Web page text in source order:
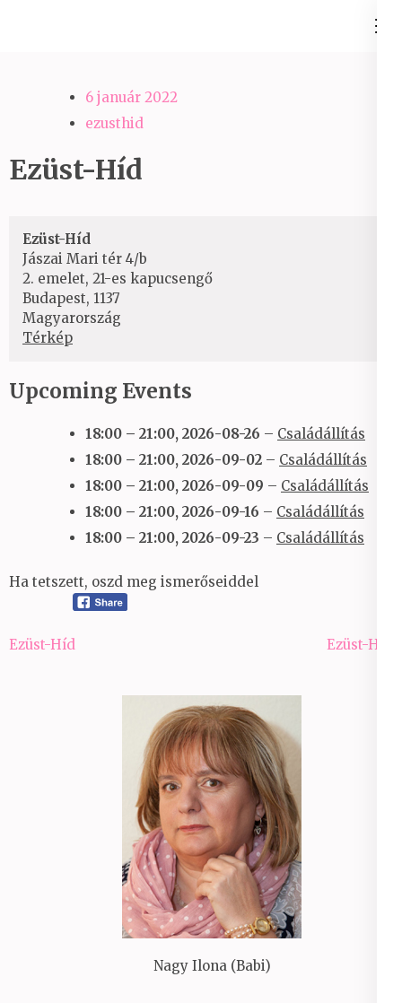
6 január 2022
ezusthid
Ezüst-Híd
Ezüst-Híd
Jászai Mari tér 4/b
2. emelet, 21-es kapucsengő
Budapest, 1137
Magyarország
TérképEzüst-
Upcoming Events
18:00 – 21:00, 2026-08-26 – Családállítás
18:00 – 21:00, 2026-09-02 – Családállítás
18:00 – 21:00, 2026-09-09 – Családállítás
18:00 – 21:00, 2026-09-16 – Családállítás
18:00 – 21:00, 2026-09-23 – Családállítás
Ha tetszett, oszd meg ismerőseiddel
Bejegyzés
Ezüst-Híd Ezüst-Híd
Nagy Ilona (Babi)